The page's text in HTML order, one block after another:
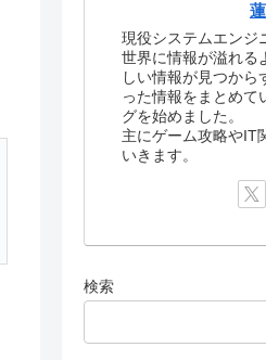
現役システムエンジ
世界に情報が溢れる
しい情報が見つから
った情報をまとめて
グを始めました。
主にゲーム攻略やIT
いきます。
検索